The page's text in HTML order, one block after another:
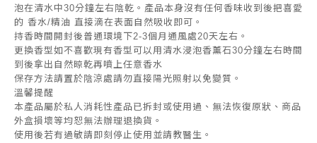
泡在清水中30分鐘左右陰乾。產品本身沒有任何香味收到後把喜愛
的 香水/精油 直接滴在表面自然吸收即可。
持香時間開封後普通環境下2-3個月通風處20天左右。
更換香型如不喜歡現有香型可以用清水浸泡香薰石30分鐘左右時間
到後拿出自然晾乾再噴上任意香水
保存方法請置於陰涼處請勿直接陽光照射以免變質。
溫馨提醒
本產品屬於私人消耗性產品已拆封或使用過、無法恢復原狀、商品
外盒損壞等均恕無法辦理退換貨。
使用後若有過敏請即刻停止使用並請教醫生。